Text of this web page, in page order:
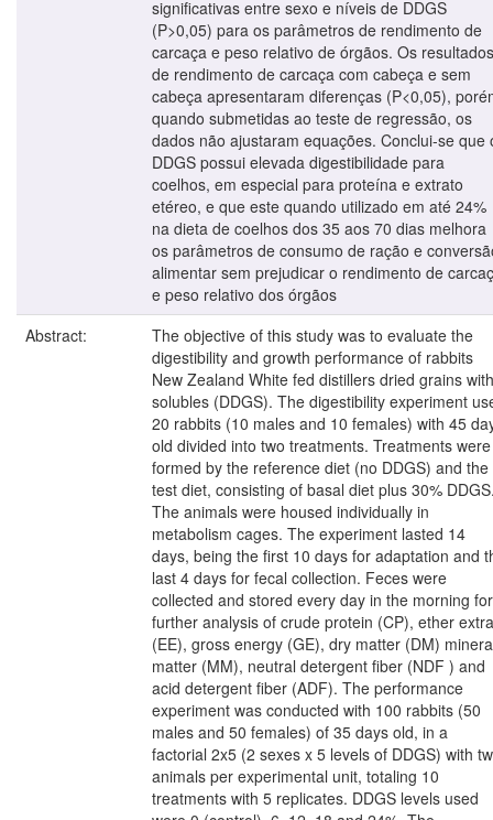
significativas entre sexo e níveis de DDGS
(P>0,05) para os parâmetros de rendimento de
carcaça e peso relativo de órgãos. Os resultados
de rendimento de carcaça com cabeça e sem
cabeça apresentaram diferenças (P<0,05),
quando submetidas ao teste de regressão, os
dados não ajustaram equações. Conclui-se que
DDGS possui elevada digestibilidade para
coelhos, em especial para proteína e extrato
etéreo, e que este quando utilizado em até 24%
na dieta de coelhos dos 35 aos 70 dias melhora
os parâmetros de consumo de ração e
alimentar sem prejudicar o rendimento de
e peso relativo dos órgãos
Abstract:
The objective of this study was to evaluate the
digestibility and growth performance of rabbits
New Zealand White fed distillers dried grains with
solubles (DDGS). The digestibility experiment
20 rabbits (10 males and 10 females) with 45
old divided into two treatments. Treatments were
formed by the reference diet (no DDGS) and the
test diet, consisting of basal diet plus 30%
The animals were housed individually in
metabolism cages. The experiment lasted 14
days, being the first 10 days for adaptation and
last 4 days for fecal collection. Feces were
collected and stored every day in the morning for
further analysis of crude protein (CP), ether
(EE), gross energy (GE), dry matter (DM)
matter (MM), neutral detergent fiber (NDF ) and
acid detergent fiber (ADF). The performance
experiment was conducted with 100 rabbits (50
males and 50 females) of 35 days old, in a
factorial 2x5 (2 sexes x 5 levels of DDGS) with
animals per experimental unit, totaling 10
treatments with 5 replicates. DDGS levels used